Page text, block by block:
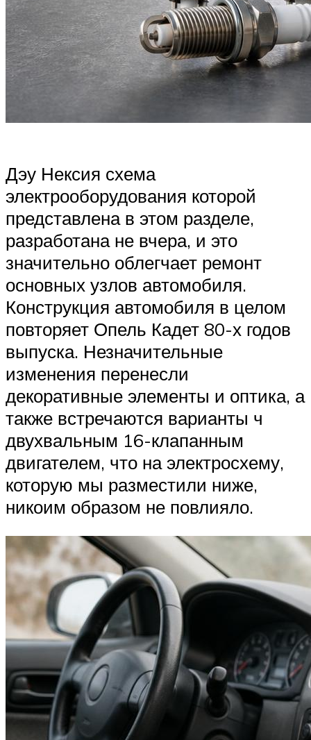
Дэу Нексия схема
электрооборудования которой
представлена в этом разделе,
разработана не вчера, и это
значительно облегчает ремонт
основных узлов автомобиля.
Конструкция автомобиля в целом
повторяет Опель Кадет 80-х годов
выпуска. Незначительные
изменения перенесли
декоративные элементы и оптика, а
также встречаются варианты ч
двухвальным 16-клапанным
двигателем, что на электросхему,
которую мы разместили ниже,
никоим образом не повлияло.